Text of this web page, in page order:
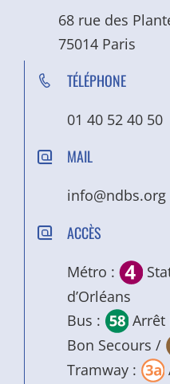
68 rue des
75014 Paris
TÉLÉPHONE
01 40 52 40 50
MAIL
info@ndbs.org
ACCÈS
Métro :
d’Orléans
Bus :
Arrêt
Bon Secours /
Tramway :